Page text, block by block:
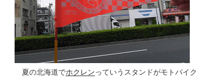
夏の北海道でホクレンっていうスタンドがモトバイク